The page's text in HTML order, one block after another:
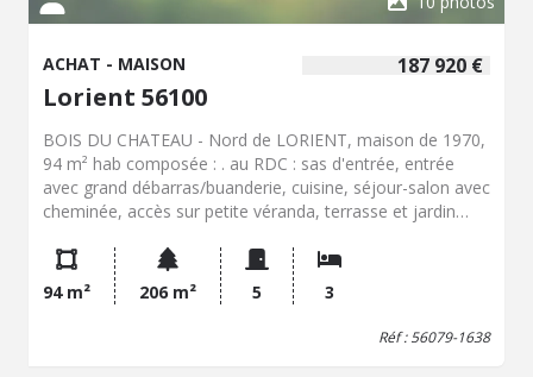
187 920 €
ACHAT - MAISON
Lorient 56100
BOIS DU CHATEAU - Nord de LORIENT, maison de 1970,
94 m² hab composée : . au RDC : sas d'entrée, entrée
avec grand débarras/buanderie, cuisine, séjour-salon avec
cheminée, accès sur petite véranda, terrasse et jardin
chambres dont 2 avec placards, salle d'eau refaite, wc.
GARAGE avec petit grenier au-dessus, petite cave. Terrain
de 206 m², maison mitoyenne des 2 côtés (en décalé),
chauffage gaz 2018, huisseries PVC (sauf 1). TF : 1679 €
94 m² 206 m² 5 3
Réf : 56079-1638